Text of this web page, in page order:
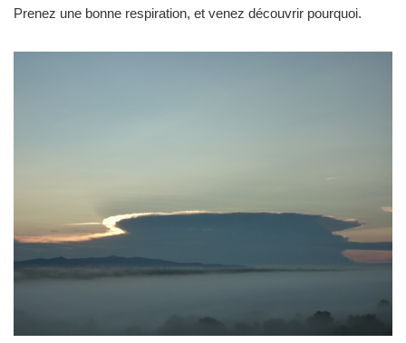
Prenez une bonne respiration, et venez découvrir pourquoi.